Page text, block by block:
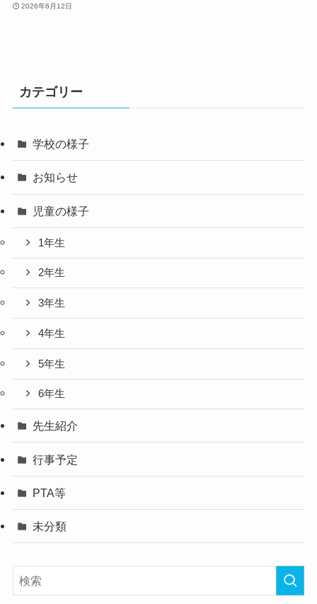
2026年6月12日
カテゴリー
学校の様子
お知らせ
児童の様子
1年生
2年生
3年生
4年生
5年生
6年生
先生紹介
行事予定
PTA等
未分類